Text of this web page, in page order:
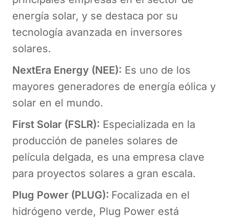
energía solar, y se destaca por su
tecnología avanzada en inversores
solares.
NextEra Energy (NEE): Es uno de los
mayores generadores de energía eólica y
solar en el mundo.
First Solar (FSLR): Especializada en la
producción de paneles solares de
película delgada, es una empresa clave
para proyectos solares a gran escala.
Plug Power (PLUG): Focalizada en el
hidrógeno verde, Plug Power está